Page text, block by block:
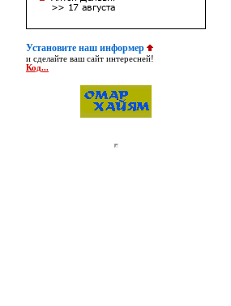
Установите наш информер
и сделайте ваш сайт интересней!
Код...